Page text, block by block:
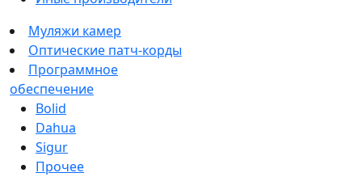
Муляжи камер
Оптические патч-корды
Программное
обеспечение
Bolid
Dahua
Sigur
Прочее